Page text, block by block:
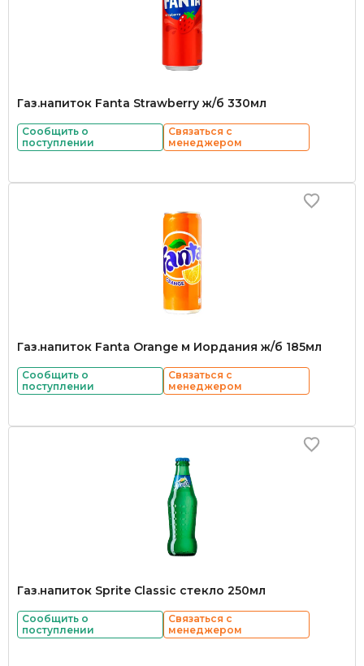
Газ.напиток Fanta Strawberry ж/б 330мл
Сообщить о
поступлении
Связаться с
менеджером
Газ.напиток Fanta Orange м Иордания ж/б 185мл
Сообщить о
поступлении
Связаться с
менеджером
Газ.напиток Sprite Classic стекло 250мл
Сообщить о
поступлении
Связаться с
менеджером